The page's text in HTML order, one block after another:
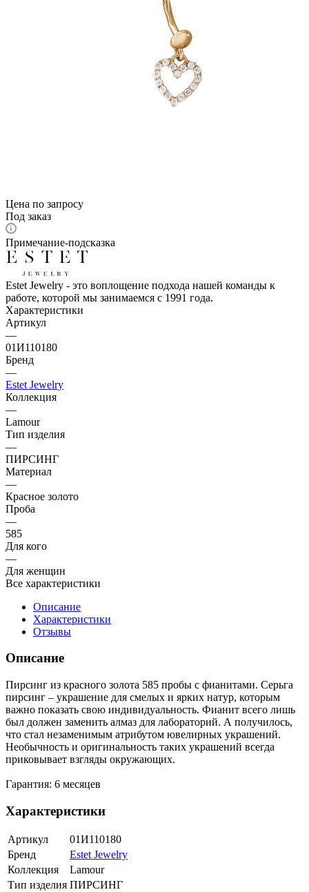
Цена по запросу
Под заказ
Примечание-подсказка
Estet Jewelry - это воплощение подхода нашей команды к
работе, которой мы занимаемся с 1991 года.
Характеристики
Артикул
—
01И110180
Бренд
—
Estet Jewelry
Коллекция
—
Lamour
Тип изделия
—
ПИРСИНГ
Материал
—
Красное золото
Проба
—
585
Для кого
—
Для женщин
Все характеристики
Описание
Характеристики
Отзывы
Описание
Пирсинг из красного золота 585 пробы с фианитами. Серьга
пирсинг – украшение для смелых и ярких натур, которым
важно показать свою индивидуальность. Фианит всего лишь
был должен заменить алмаз для лабораторий. А получилось,
что стал незаменимым атрибутом ювелирных украшений.
Необычность и оригинальность таких украшений всегда
приковывает взгляды окружающих.
Гарантия: 6 месяцев
Характеристики
Артикул
01И110180
Бренд
Estet Jewelry
Коллекция
Lamour
Тип изделия ПИРСИНГ